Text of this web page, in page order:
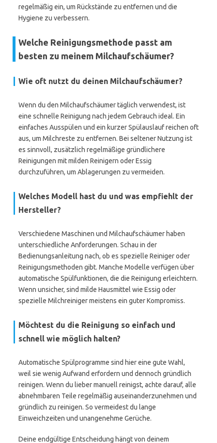
regelmäßig ein, um Rückstände zu entfernen und die
Hygiene zu verbessern.
Welche Reinigungsmethode passt am
besten zu meinem Milchaufschäumer?
Wie oft nutzt du deinen Milchaufschäumer?
Wenn du den Milchaufschäumer täglich verwendest, ist
eine schnelle Reinigung nach jedem Gebrauch ideal. Ein
einfaches Ausspülen und ein kurzer Spülauslauf reichen oft
aus, um Milchreste zu entfernen. Bei seltener Nutzung ist
es sinnvoll, zusätzlich regelmäßige gründlichere
Reinigungen mit milden Reinigern oder Essig
durchzuführen, um Ablagerungen zu vermeiden.
Welches Modell hast du und was empfiehlt der
Hersteller?
Verschiedene Maschinen und Milchaufschäumer haben
unterschiedliche Anforderungen. Schau in der
Bedienungsanleitung nach, ob es spezielle Reiniger oder
Reinigungsmethoden gibt. Manche Modelle verfügen über
automatische Spülfunktionen, die die Reinigung erleichtern.
Wenn unsicher, sind milde Hausmittel wie Essig oder
spezielle Milchreiniger meistens ein guter Kompromiss.
Möchtest du die Reinigung so einfach und
schnell wie möglich halten?
Automatische Spülprogramme sind hier eine gute Wahl,
weil sie wenig Aufwand erfordern und dennoch gründlich
reinigen. Wenn du lieber manuell reinigst, achte darauf, alle
abnehmbaren Teile regelmäßig auseinanderzunehmen und
gründlich zu reinigen. So vermeidest du lange
Einweichzeiten und unangenehme Gerüche.
Deine endgültige Entscheidung hängt von deinem